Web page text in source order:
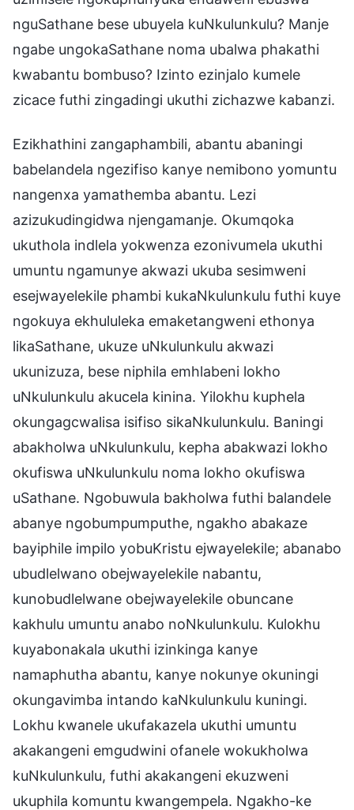
nguSathane bese ubuyela kuNkulunkulu? Manje
ngabe ungokaSathane noma ubalwa phakathi
kwabantu bombuso? Izinto ezinjalo kumele
zicace futhi zingadingi ukuthi zichazwe kabanzi.
Ezikhathini zangaphambili, abantu abaningi
babelandela ngezifiso kanye nemibono yomuntu
nangenxa yamathemba abantu. Lezi
azizukudingidwa njengamanje. Okumqoka
ukuthola indlela yokwenza ezonivumela ukuthi
umuntu ngamunye akwazi ukuba sesimweni
esejwayelekile phambi kukaNkulunkulu futhi kuye
ngokuya ekhululeka emaketangweni ethonya
likaSathane, ukuze uNkulunkulu akwazi
ukunizuza, bese niphila emhlabeni lokho
uNkulunkulu akucela kinina. Yilokhu kuphela
okungagcwalisa isifiso sikaNkulunkulu. Baningi
abakholwa uNkulunkulu, kepha abakwazi lokho
okufiswa uNkulunkulu noma lokho okufiswa
uSathane. Ngobuwula bakholwa futhi balandele
abanye ngobumpumputhe, ngakho abakaze
bayiphile impilo yobuKristu ejwayelekile; abanabo
ubudlelwano obejwayelekile nabantu,
kunobudlelwane obejwayelekile obuncane
kakhulu umuntu anabo noNkulunkulu. Kulokhu
kuyabonakala ukuthi izinkinga kanye
namaphutha abantu, kanye nokunye okuningi
okungavimba intando kaNkulunkulu kuningi.
Lokhu kwanele ukufakazela ukuthi umuntu
akakangeni emgudwini ofanele wokukholwa
kuNkulunkulu, futhi akakangeni ekuzweni
ukuphila komuntu kwangempela. Ngakho-ke